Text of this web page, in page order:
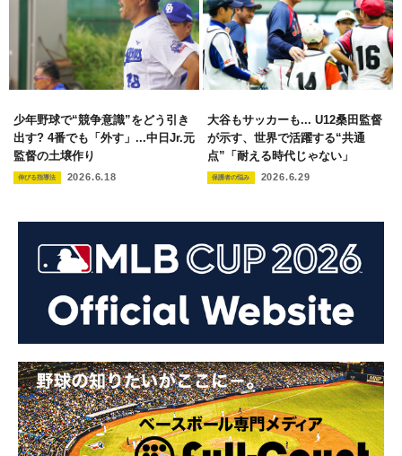
少年野球で“競争意識”をどう引き
出す? 4番でも「外す」...中日Jr.元
監督の土壌作り
伸びる指導法 2026.6.18
大谷もサッカーも... U12桑田監督
が示す、世界で活躍する“共通
点”「耐える時代じゃない」
保護者の悩み 2026.6.29